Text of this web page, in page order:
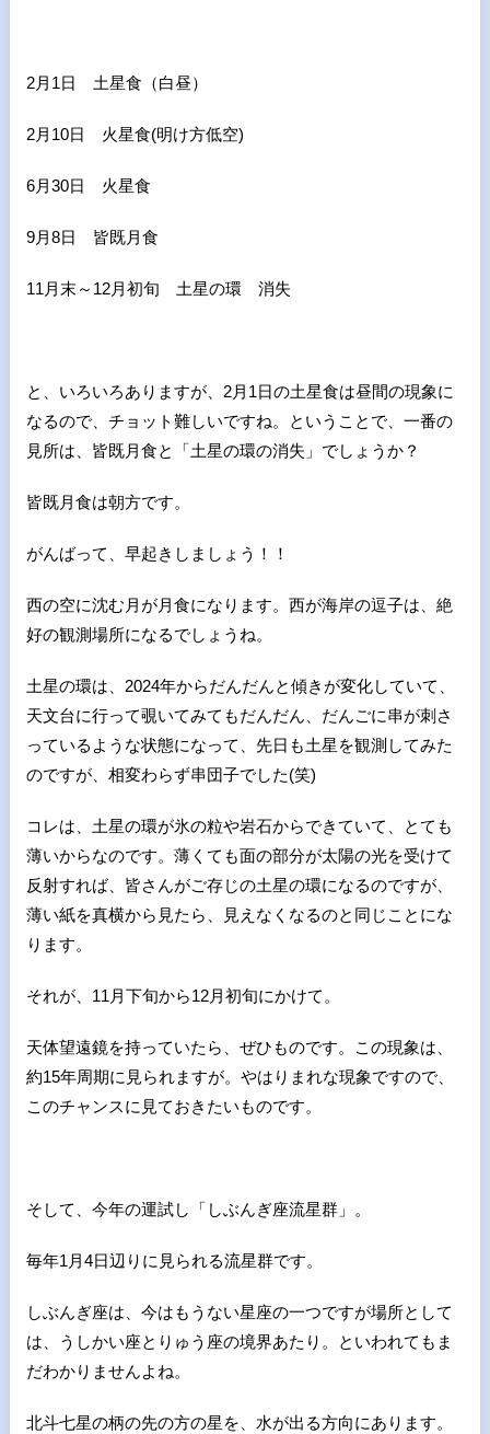
2月 1日 土星食（白昼）
2月 10日 火星食(明け方低空)
6月30日 火星食
9月8日 皆既月食
11月末～ 12月初旬 土星の環 消失
と、いろいろありますが、 2月 1日の土星食は昼間の現象に
なるので、チョット難しいですね。ということで、一番の
見所は、皆既月食と「土星の環の消失」でしょうか？
皆既月食は朝方です。
がんばって、早起きしましょう！！
西の空に沈む月が月食になります。西が海岸の逗子は、絶
好の観測場所になるでしょうね。
土星の環は、 2024年からだんだんと傾きが変化していて、
天文台に行って覗いてみてもだんだん、だんごに串が刺さ
っているような状態になって、先日も土星を観測してみた
のですが、相変わらず串団子でした(笑)
コレは、土星の環が氷の粒や岩石からできていて、とても
薄いからなのです。薄くても面の部分が太陽の光を受けて
反射すれば、皆さんがご存じの土星の環になるのですが、
薄い紙を真横から見たら、見えなくなるのと同じことにな
ります。
それが、 11 月下旬から12月初旬にかけて。
天体望遠鏡を持っていたら、ぜひものです。この現象は、
約15年周期に見られますが。やはりまれな現象ですので、
このチャンスに見ておきたいものです。
そして、今年の運試し「しぶんぎ座流星群」。
毎年1 月4日辺りに見られる流星群です。
しぶんぎ座は、今はもうない星座の一つですが場所として
は、うしかい座とりゅう座の境界あたり。といわれてもま
だわかりませんよね。
北斗七星の柄の先の方の星を、水が出る方向にあります。